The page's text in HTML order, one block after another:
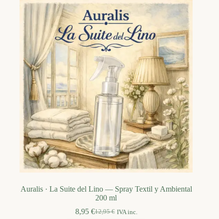
Auralis · La Suite del Lino — Spray Textil y Ambiental
200 ml
12,95€
El
8,95 €El
IVA inc.